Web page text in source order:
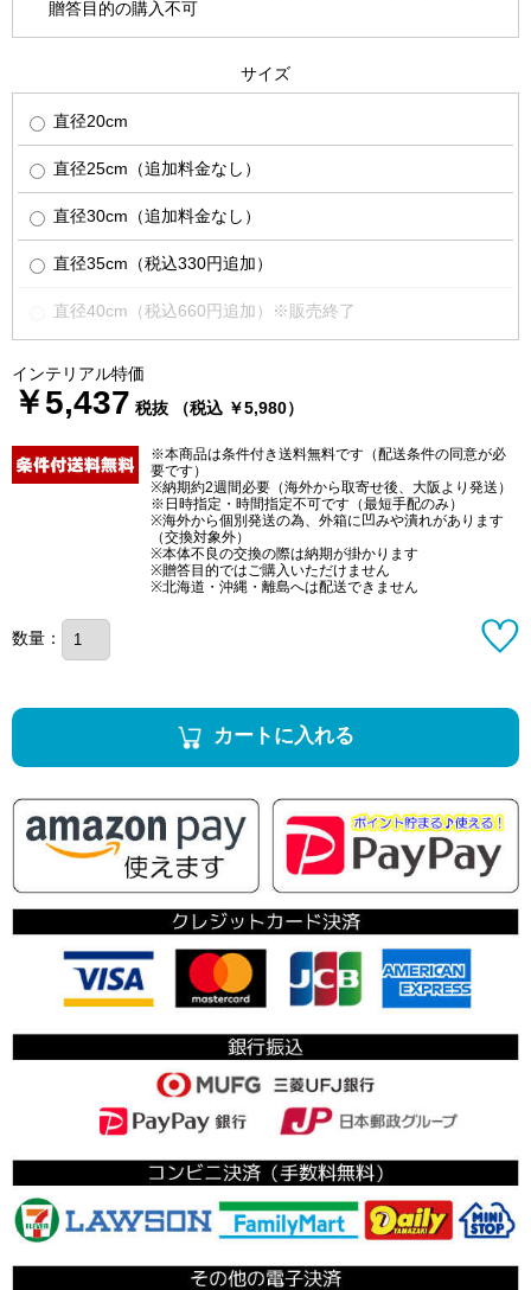
贈答目的の購入不可
サイズ
直径20cm
直径25cm（追加料金なし）
直径30cm（追加料金なし）
直径35cm（税込330円追加）
直径40cm（税込660円追加）※販売終了
インテリアル特価
￥5,437 税抜 （税込 ￥5,980）
※本商品は条件付き送料無料です（配送条件の同意が必
要です）
※納期約2週間必要（海外から取寄せ後、大阪より発送）
※日時指定・時間指定不可です（最短手配のみ）
※海外から個別発送の為、外箱に凹みや潰れがあります
（交換対象外）
※本体不良の交換の際は納期が掛かります
※贈答目的ではご購入いただけません
※北海道・沖縄・離島へは配送できません
数量：
カートに入れる